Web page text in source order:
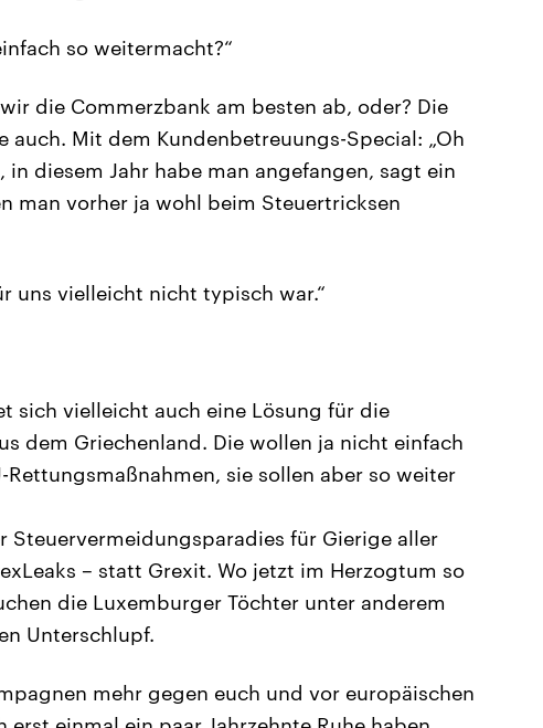
so weitermacht?“
die Commerzbank am besten ab, oder? Die
auch. Mit dem Kundenbetreuungs-Special: „Oh
in diesem Jahr habe man angefangen, sagt ein
man vorher ja wohl beim Steuertricksen
uns vielleicht nicht typisch war.“
sich vielleicht auch eine Lösung für die
dem Griechenland. Die wollen ja nicht einfach
sie sollen aber so weiter
Steuervermeidungsparadies für Gierige aller
– statt Grexit. Wo jetzt im Herzogtum so
die Luxemburger Töchter unter anderem
Unterschlupf.
mehr gegen euch und vor europäischen